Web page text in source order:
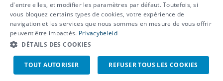
© 2026 - IDEWE
Protection de la vie privée
Politique d’utilisation des cookies
Signalement de lanceur d’alerte
d'entre elles, et modifier les paramètres par défaut. Toutefois, si
vous bloquez certains types de cookies, votre expérience de
navigation et les services que nous sommes en mesure de vous offrir
peuvent être impactés. Privacybeleid
DÉTAILS DES COOKIES
TOUT AUTORISER REFUSER TOUS LES COOKIES